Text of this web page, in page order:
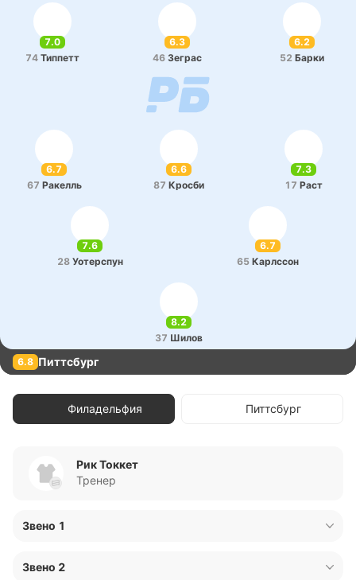
7.0
74 Ти­ппетт
6.3
46 Зеграс
6.2
52 Барки
8.2
37 Шилов
7.6
28 Уо­те­рспун
6.7
65 Ка­рлссон
6.6
87 Кросби
6.7
67 Ра­келль
7.3
17 Раст
6.8 Питтсбург
Филадельфия Питтсбург
Рик Токкет
Тренер
Звено 1
Звено 2